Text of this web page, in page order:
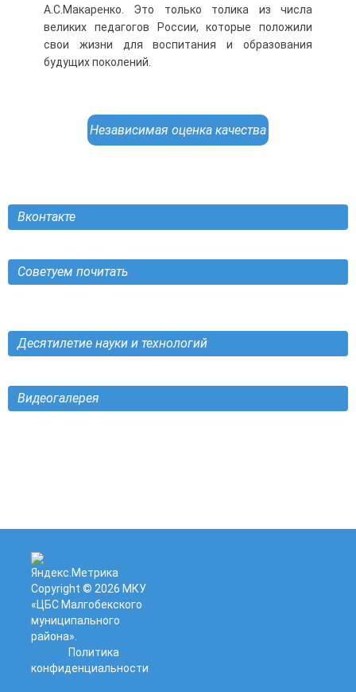
А.С.Макаренко. Это только толика из числа
великих педагогов России, которые положили
свои жизни для воспитания и образования
будущих поколений.
Независимая оценка качества
Вконтакте
Советуем почитать
Десятилетие науки и технологий
Видеогалерея
Copyright © 2026 МКУ
«ЦБС Малгобекского
муниципального
района»
Политика
конфиденциальности